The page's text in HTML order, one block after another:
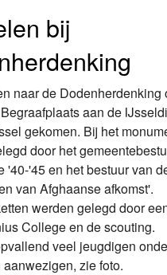
bij
naar de Dodenherdenking
aan de
gekomen. Bij het
door het
'40-'45 en het bestuur van
van Afghaanse afkomst'.
werden gelegd door
College en de scouting.
veel jeugdigen
zie foto.